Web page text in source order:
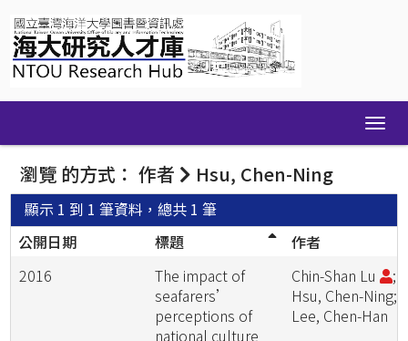
navigation
瀏覽 的方式： 作者 Hsu, Chen-Ning
顯示 1 到 1 筆資料，總共 1 筆
公開日期
標題
作者
2016
The impact of
seafarers’
perceptions of
national culture
Chin-Shan Lu
;
Hsu, Chen-Ning;
Lee, Chen-Han